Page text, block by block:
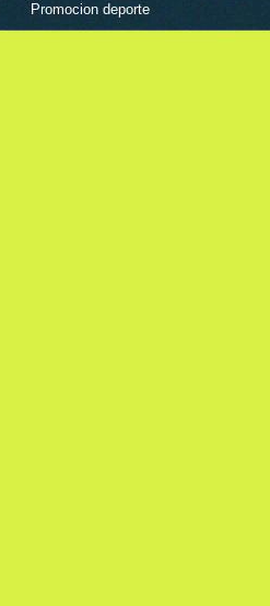
Promocion deporte